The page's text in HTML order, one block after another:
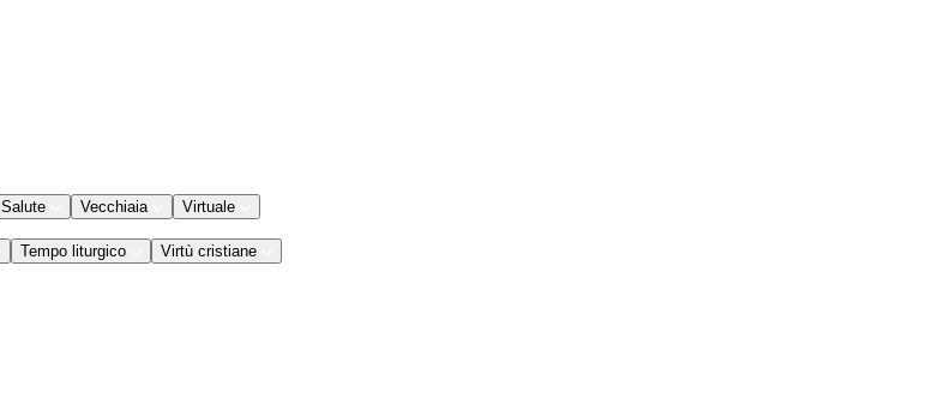
Salute Vecchiaia Virtuale
Tempo liturgico Virtù cristiane